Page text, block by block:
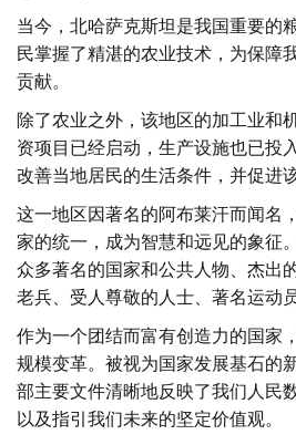
当今，北哈萨克斯坦是我国重要的
民掌握了精湛的农业技术，为保障
贡献。
除了农业之外，该地区的加工业和
资项目已经启动，生产设施也已投
改善当地居民的生活条件，并促进
这一地区因著名的阿布莱汗而闻名
家的统一，成为智慧和远见的象征
众多著名的国家和公共人物、杰出
老兵、受人尊敬的人士、著名运动
作为一个团结而富有创造力的国家
规模变革。被视为国家发展基石的
部主要文件清晰地反映了我们人民
以及指引我们未来的坚定价值观。